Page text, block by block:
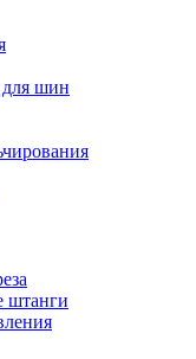
шин
штанги